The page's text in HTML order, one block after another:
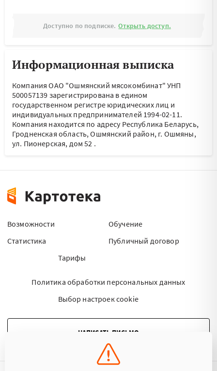
Доступно по подписке. Открыть доступ.
Информационная выписка
Компания ОАО "Ошмянский мясокомбинат" УНП
500057139 зарегистрирована в едином
государственном регистре юридических лиц и
индивидуальных предпринимателей 1994-02-11.
Компания находится по адресу Республика Беларусь,
Гродненская область, Ошмянский район, г. Ошмяны,
ул. Пионерская, дом 52 .
Возможности
Статистика
Тарифы
Обучение
Публичный договор
Политика обработки персональных данных
Выбор настроек cookie
НАПИСАТЬ ПИСЬМО